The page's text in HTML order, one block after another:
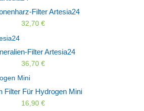
Filter Artesia24
32,70 €
Filter Artesia24
36,70 €
Filter Für Hydrogen Mini
16,90 €